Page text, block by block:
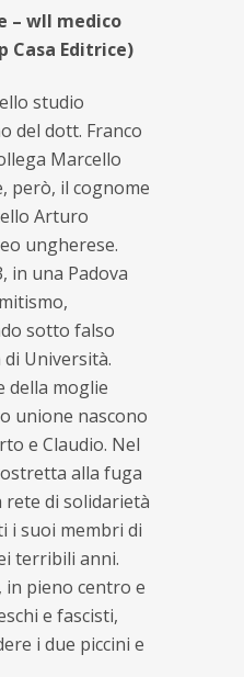
– wIl medico
Casa Editrice)
studio
del dott. Franco
Marcello
però, il cognome
Arturo
ungherese.
in una Padova
sotto falso
Università.
della moglie
unione nascono
e Claudio. Nel
alla fuga
rete di solidarietà
i suoi membri di
terribili anni.
in pieno centro e
e fascisti,
i due piccini e